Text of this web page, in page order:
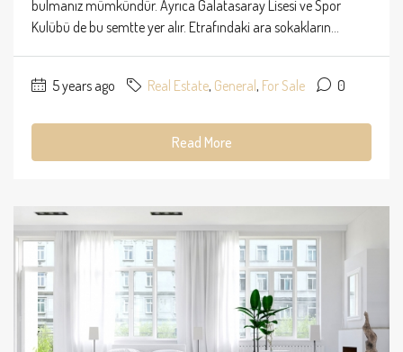
bulmanız mümkündür. Ayrıca Galatasaray Lisesi ve Spor
Kulübü de bu semtte yer alır. Etrafındaki ara sokakların...
5 years ago Real Estate, General, For Sale 0
Read More